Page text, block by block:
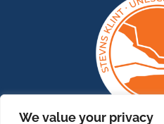
We value your privacy